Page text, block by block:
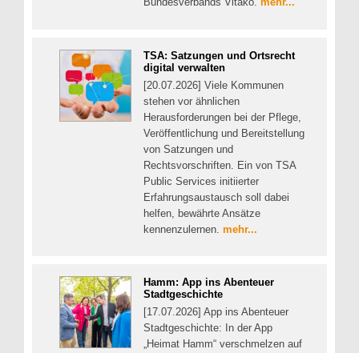
TSA: Satzungen und Ortsrecht
digital verwalten
[20.07.2026] Viele Kommunen
stehen vor ähnlichen
Herausforderungen bei der Pflege,
Veröffentlichung und Bereitstellung
von Satzungen und
Rechtsvorschriften. Ein von TSA
Public Services initiierter
Erfahrungsaustausch soll dabei
helfen, bewährte Ansätze
kennenzulernen. mehr...
Hamm: App ins Abenteuer
Stadtgeschichte
[17.07.2026] App ins Abenteuer
Stadtgeschichte: In der App
„Heimat Hamm“ verschmelzen auf